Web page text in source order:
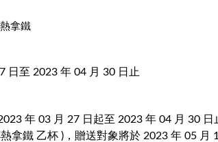
拿鐵
日至 2023 年 04 月 30 日止
年 03 月 27 日起至 2023 年 04 月 30
熱拿鐵 乙杯 )，贈送對象將於 2023 年 05